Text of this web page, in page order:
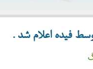
فیده اعلام شد .